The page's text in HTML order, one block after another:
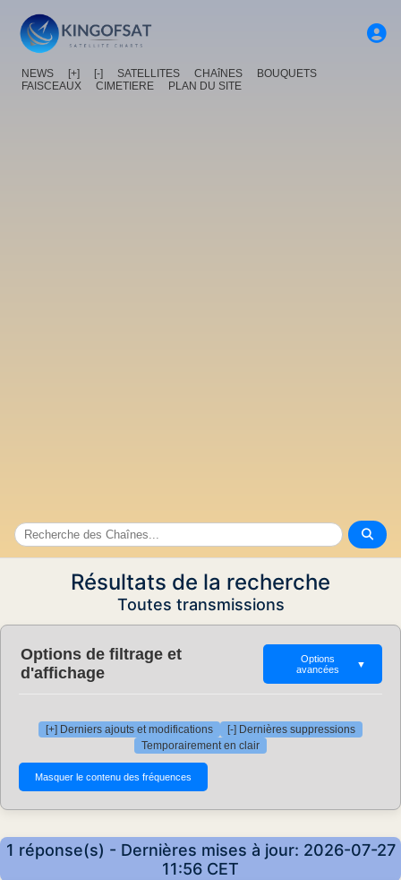
NEWS [+] [-] SATELLITES CHAîNES
BOUQUETS
FAISCEAUX
CIMETIERE PLAN DU SITE
Résultats de la recherche
Toutes transmissions
Options de filtrage et
d'affichage
Options
avancées
▼
[+] Derniers ajouts et modifications
[-] Dernières suppressions
Temporairement en clair
1 réponse(s) - Dernières mises à jour: 2026-07-27
11:56 CET